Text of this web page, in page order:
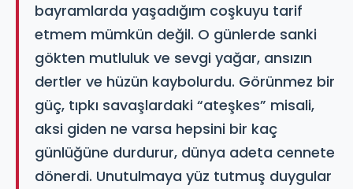
bayramlarda yaşadığım coşkuyu tarif
etmem mümkün değil. O günlerde sanki
gökten mutluluk ve sevgi yağar, ansızın
dertler ve hüzün kaybolurdu. Görünmez bir
güç, tıpkı savaşlardaki “ateşkes” misali,
aksi giden ne varsa hepsini bir kaç
günlüğüne durdurur, dünya adeta cennete
dönerdi. Unutulmaya yüz tutmuş duygular